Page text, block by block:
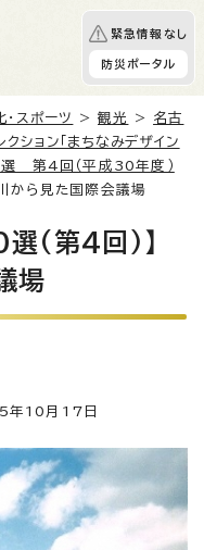
緊急情報なし
防災ポータル
・スポーツ >観光 > 名古
ション「まちなみデザイン
選 第4回（平成30年度）
から見た国際会議場
選(第4回)】
場
10月17日